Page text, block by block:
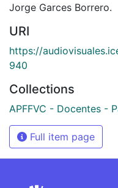
Jorge Garces Borrero.
URI
https://
940
Collections
APFFVC - Docentes -
Full item page